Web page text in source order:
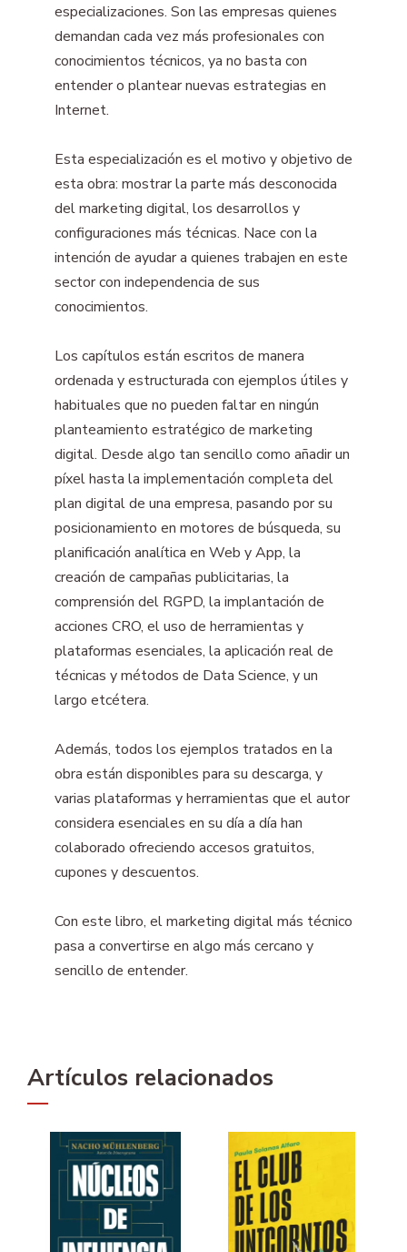
especializaciones. Son las empresas quienes
demandan cada vez más profesionales con
conocimientos técnicos, ya no basta con
entender o plantear nuevas estrategias en
Internet.
Esta especialización es el motivo y objetivo de
esta obra: mostrar la parte más desconocida
del marketing digital, los desarrollos y
configuraciones más técnicas. Nace con la
intención de ayudar a quienes trabajen en este
sector con independencia de sus
conocimientos.
Los capítulos están escritos de manera
ordenada y estructurada con ejemplos útiles y
habituales que no pueden faltar en ningún
planteamiento estratégico de marketing
digital. Desde algo tan sencillo como añadir un
píxel hasta la implementación completa del
plan digital de una empresa, pasando por su
posicionamiento en motores de búsqueda, su
planificación analítica en Web y App, la
creación de campañas publicitarias, la
comprensión del RGPD, la implantación de
acciones CRO, el uso de herramientas y
plataformas esenciales, la aplicación real de
técnicas y métodos de Data Science, y un
largo etcétera.
Además, todos los ejemplos tratados en la
obra están disponibles para su descarga, y
varias plataformas y herramientas que el autor
considera esenciales en su día a día han
colaborado ofreciendo accesos gratuitos,
cupones y descuentos.
Con este libro, el marketing digital más técnico
pasa a convertirse en algo más cercano y
sencillo de entender.
Artículos relacionados